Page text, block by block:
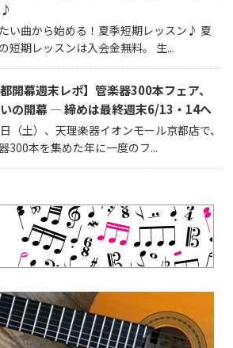
い曲から始める！夏季短期レッスン♪ 夏
短期レッスンは入会金無料。 生...
都開幕週末レポ】管楽器300本フェア、
の開幕 — 締めは最終週末6/13・14へ
（土）、天理楽器イオンモール京都店で、
300本を集めた年に一度のフ...